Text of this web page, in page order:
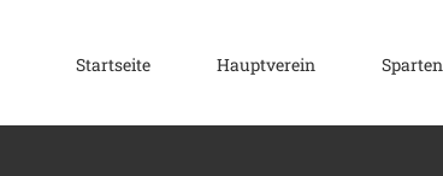
Startseite Hauptverein Sparten